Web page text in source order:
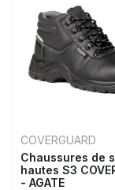
COVERGUARD
Chaussures de
hautes S3
- AGATE